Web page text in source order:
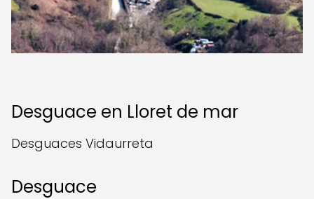
Desguace en Lloret de mar
Desguaces Vidaurreta
Desguace